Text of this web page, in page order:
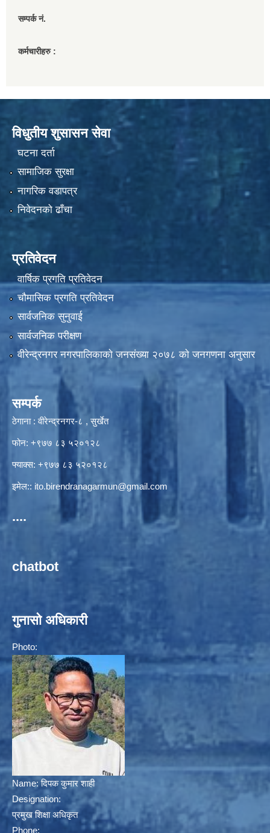
सम्पर्क नं.
कर्मचारीहरु :
विधुतीय शुसासन सेवा
घटना दर्ता
सामाजिक सुरक्षा
नागरिक वडापत्र
निवेदनको ढाँचा
प्रतिवेदन
वार्षिक प्रगति प्रतिवेदन
चौमासिक प्रगति प्रतिवेदन
सार्वजनिक सुनुवाई
सार्वजनिक परीक्षण
वीरेन्द्रनगर नगरपालिकाकाे जनसंख्या २०७८ काे जनगणना अनुसार
सम्पर्क
ठेगाना : वीरेन्द्रनगर-८ , सुर्खेत
फोन: +९७७ ८३ ५२०१२८
फ्याक्स: +९७७ ८३ ५२०१२८
इमेल:: ito.birendranagarmun@gmail.com
....
chatbot
गुनासो अधिकारी
Photo:
Name:दिपक कुमार शाही
Designation:
प्रमुख शिक्षा अधिकृत
Phone: